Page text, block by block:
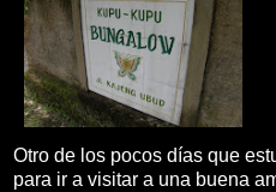
Otro de los pocos días que
para ir a visitar a una buena